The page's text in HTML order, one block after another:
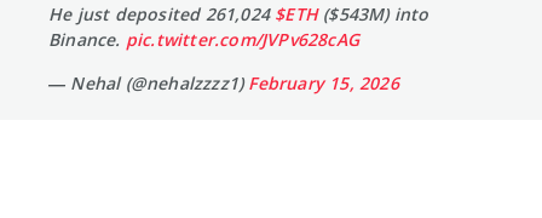
He just deposited 261,024 $ETH($543M) into
Binance. pic.twitter.com/JVPv628cAG
— Nehal (@nehalzzzz1)February 15, 2026